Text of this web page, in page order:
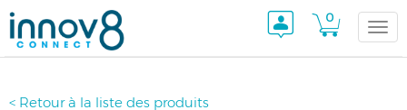
0
< Retour à la liste des produits